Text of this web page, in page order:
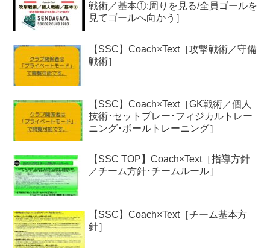
戦術／基本①:周りを見る/全員ゴールを
見てゴールへ向かう］
【SSC】Coach×Text［攻撃戦術／守備
戦術］
【SSC】Coach×Text［GK戦術／個人
技術･セットプレー･フィジカルトレー
ニング･ボールトレーニング］
【SSC TOP】Coach×Text［指導方針
／チーム方針･チームルール］
【SSC】Coach×Text［チーム基本方
針］